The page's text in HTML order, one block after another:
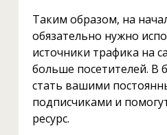
Таким образом, на
обязательно нужно
источники трафика на
больше посетителей. В
стать вашими
подписчиками и
ресурс.